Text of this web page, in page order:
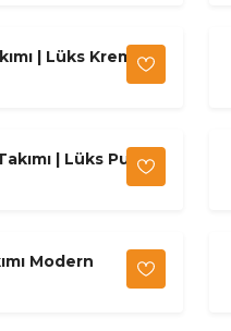
| Lüks Krem
| Lüks Pudra
Modern